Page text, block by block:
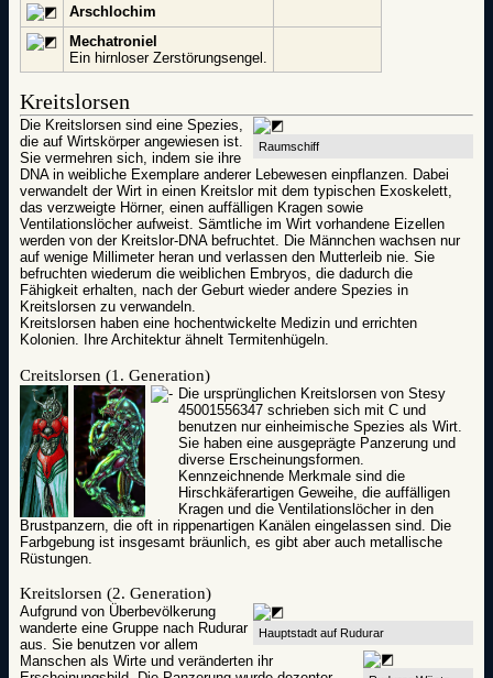
Arschlochim
Mechatroniel
Ein hirnloser Zerstörungsengel.
Kreitslorsen
Raumschiff
Die Kreitslorsen sind eine Spezies,
die auf Wirtskörper angewiesen ist.
Sie vermehren sich, indem sie ihre
DNA in weibliche Exemplare anderer Lebewesen einpflanzen. Dabei
verwandelt der Wirt in einen Kreitslor mit dem typischen Exoskelett,
das verzweigte Hörner, einen auffälligen Kragen sowie
Ventilationslöcher aufweist. Sämtliche im Wirt vorhandene Eizellen
werden von der Kreitslor-DNA befruchtet. Die Männchen wachsen nur
auf wenige Millimeter heran und verlassen den Mutterleib nie. Sie
befruchten wiederum die weiblichen Embryos, die dadurch die
Fähigkeit erhalten, nach der Geburt wieder andere Spezies in
Kreitslorsen zu verwandeln.
Kreitslorsen haben eine hochentwickelte Medizin und errichten
Kolonien. Ihre Architektur ähnelt Termitenhügeln.
Creitslorsen (1. Generation)
Die ursprünglichen Kreitslorsen von Stesy
45001556347 schrieben sich mit C und
benutzen nur einheimische Spezies als Wirt.
Sie haben eine ausgeprägte Panzerung und
diverse Erscheinungsformen.
Kennzeichnende Merkmale sind die
Hirschkäferartigen Geweihe, die auffälligen
Kragen und die Ventilationslöcher in den
Brustpanzern, die oft in rippenartigen Kanälen eingelassen sind. Die
Farbgebung ist insgesamt bräunlich, es gibt aber auch metallische
Rüstungen.
Kreitslorsen (2. Generation)
Hauptstadt auf Rudurar
Aufgrund von Überbevölkerung
wanderte eine Gruppe nach Rudurar
aus. Sie benutzen vor allem
Manschen als Wirte und veränderten ihr